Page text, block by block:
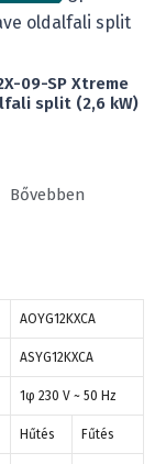
09-SP Xtreme
split (2,6 kW)
Bővebben
AOYG12KXCA
ASYG12KXCA
1φ 230 V ~ 50 Hz
Hűtés Fűtés